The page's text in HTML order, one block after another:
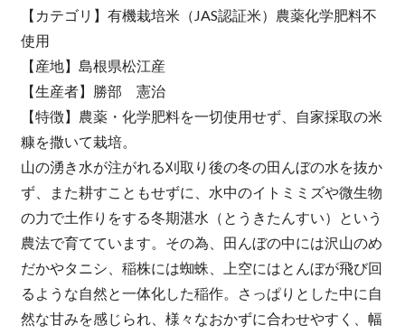
【カテゴリ】有機栽培米（JAS認証米）農薬化学肥料不
使用
【産地】島根県松江産
【生産者】勝部 憲治
【特徴】農薬・化学肥料を一切使用せず、自家採取の米
糠を撒いて栽培。
山の湧き水が注がれる刈取り後の冬の田んぼの水を抜か
ず、また耕すこともせずに、水中のイトミミズや微生物
の力で土作りをする冬期湛水（とうきたんすい）という
農法で育てています。その為、田んぼの中には沢山のめ
だかやタニシ、稲株には蜘蛛、上空にはとんぼが飛び回
るような自然と一体化した稲作。さっぱりとした中に自
然な甘みを感じられ、様々なおかずに合わせやすく、幅